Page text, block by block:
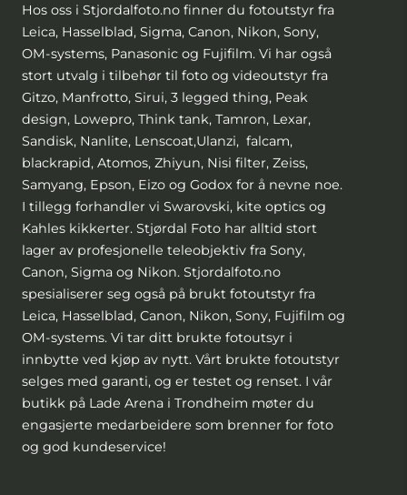
Hos oss i Stjordalfoto.no finner du fotoutstyr fra
Leica, Hasselblad, Sigma, Canon, Nikon, Sony,
OM-systems, Panasonic og Fujifilm. Vi har også
stort utvalg i tilbehør til foto og videoutstyr fra
Gitzo, Manfrotto, Sirui, 3 legged thing, Peak
design, Lowepro, Think tank, Tamron, Lexar,
Sandisk, Nanlite, Lenscoat,Ulanzi, falcam,
blackrapid, Atomos, Zhiyun, Nisi filter, Zeiss,
Samyang, Epson, Eizo og Godox for å nevne noe.
I tillegg forhandler vi Swarovski, kite optics og
Kahles kikkerter. Stjørdal Foto har alltid stort
lager av profesjonelle teleobjektiv fra Sony,
Canon, Sigma og Nikon. Stjordalfoto.no
spesialiserer seg også på brukt fotoutstyr fra
Leica, Hasselblad, Canon, Nikon, Sony, Fujifilm og
OM-systems. Vi tar ditt brukte fotoutsyr i
innbytte ved kjøp av nytt. Vårt brukte fotoutstyr
selges med garanti, og er testet og renset. I vår
butikk på Lade Arena i Trondheim møter du
engasjerte medarbeidere som brenner for foto
og god kundeservice!